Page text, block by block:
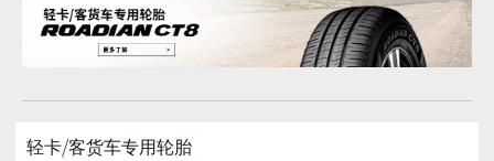
轻卡/客货车专用轮胎